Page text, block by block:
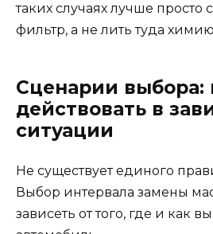
таких случаях лучше просто
фильтр, а не лить туда
Сценарии выбора:
действовать в
ситуации
Не существует единого
Выбор интервала замены
зависеть от того, где и как